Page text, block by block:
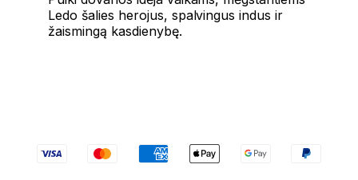
Ledo šalies herojus, spalvingus indus ir
žaismingą kasdienybę.